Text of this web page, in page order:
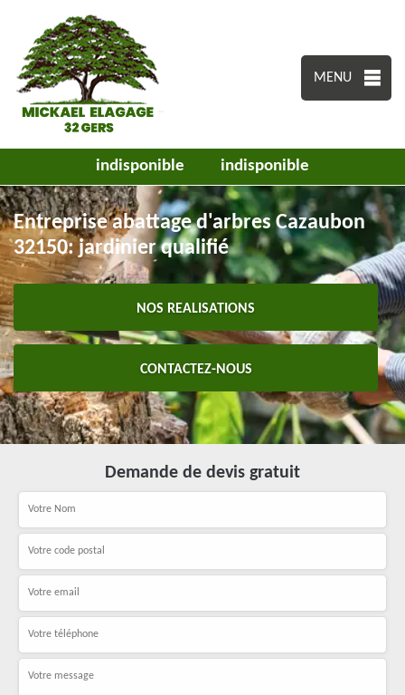
MENU
indisponible indisponible
Entreprise abattage d'arbres Cazaubon
32150: jardinier qualifié
NOS REALISATIONS
CONTACTEZ-NOUS
Demande de devis gratuit